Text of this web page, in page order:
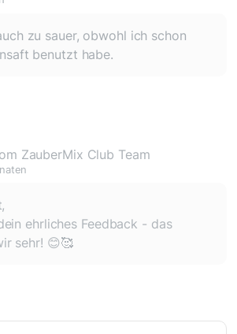
zu sauer, obwohl ich schon
benutzt habe.
ZauberMix Club Team
ehrliches Feedback - das
sehr! 😊🥰